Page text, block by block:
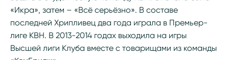
«Икра», затем – «Всё серьёзно». В составе
последней Хрипливец два года играла в Премьер-
лиге КВН. В 2013-2014 годах выходила на игры
Высшей лиги Клуба вместе с товарищами из команды